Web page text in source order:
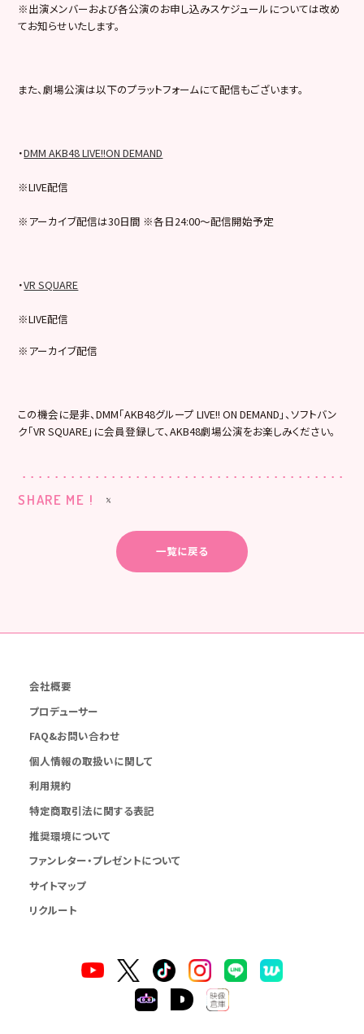
※出演メンバーおよび各公演のお申し込みスケジュールについては改め
てお知らせいたします。
また、劇場公演は以下のプラットフォームにて配信もございます。
・DMM AKB48 LIVE!!ON DEMAND
※LIVE配信
※アーカイブ配信は30日間 ※各日24:00～配信開始予定
・VR SQUARE
※LIVE配信
※アーカイブ配信
この機会に是非、DMM「AKB48グループ LIVE!! ON DEMAND」、ソフトバン
ク「VR SQUARE」に会員登録して、AKB48劇場公演をお楽しみください。
SHARE ME !
一覧に戻る
会社概要
プロデューサー
FAQ&お問い合わせ
個人情報の取扱いに関して
利用規約
特定商取引法に関する表記
推奨環境について
ファンレター・プレゼントについて
サイトマップ
リクルート